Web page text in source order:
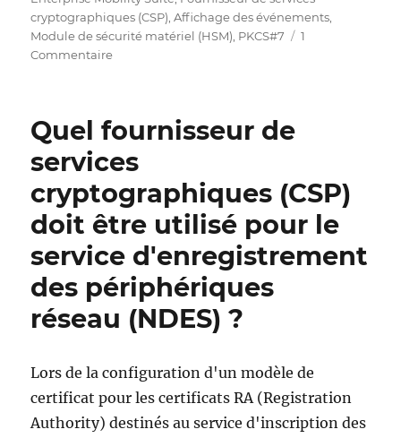
cryptographiques (CSP),Affichage des événements,
Module de sécurité matériel (HSM), PKCS#7
1
Commentairesur
mit
18
der
Quelle
Microsoft-
Windows-
NetworkDeviceEnrollmentService
Quel fournisseur de
services
cryptographiques (CSP)
doit être utilisé pour le
service d'enregistrement
des périphériques
réseau (NDES) ?
Lors de la configuration d'un modèle de
certificat pour les certificats RA (Registration
Authority) destinés au service d'inscription des